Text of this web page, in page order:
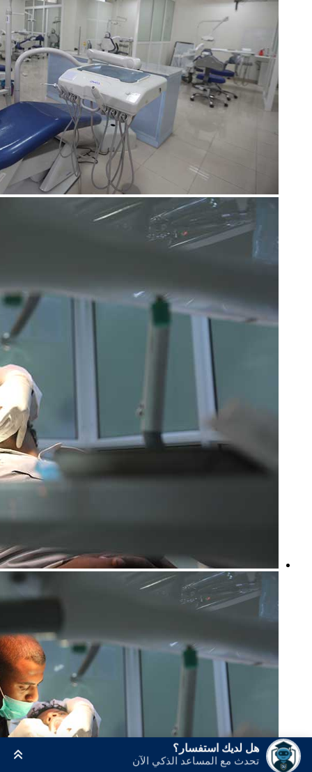
هل لديك استفسار؟
تحدث مع المساعد الذكي الآن